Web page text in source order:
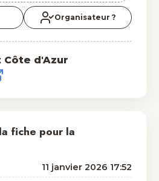
Organisateur ?
Côte d'Azur
fiche pour la
11 janvier 2026 17:52